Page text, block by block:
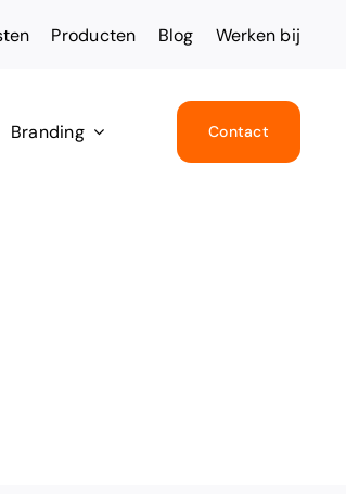
Producten Blog Werken bij
Branding Contact